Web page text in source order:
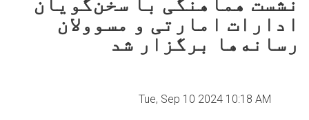
ادارات امارتی و مسوولان
رسانه‌ها برگزار شد
Tue, Sep 10 2024 10:18 AM